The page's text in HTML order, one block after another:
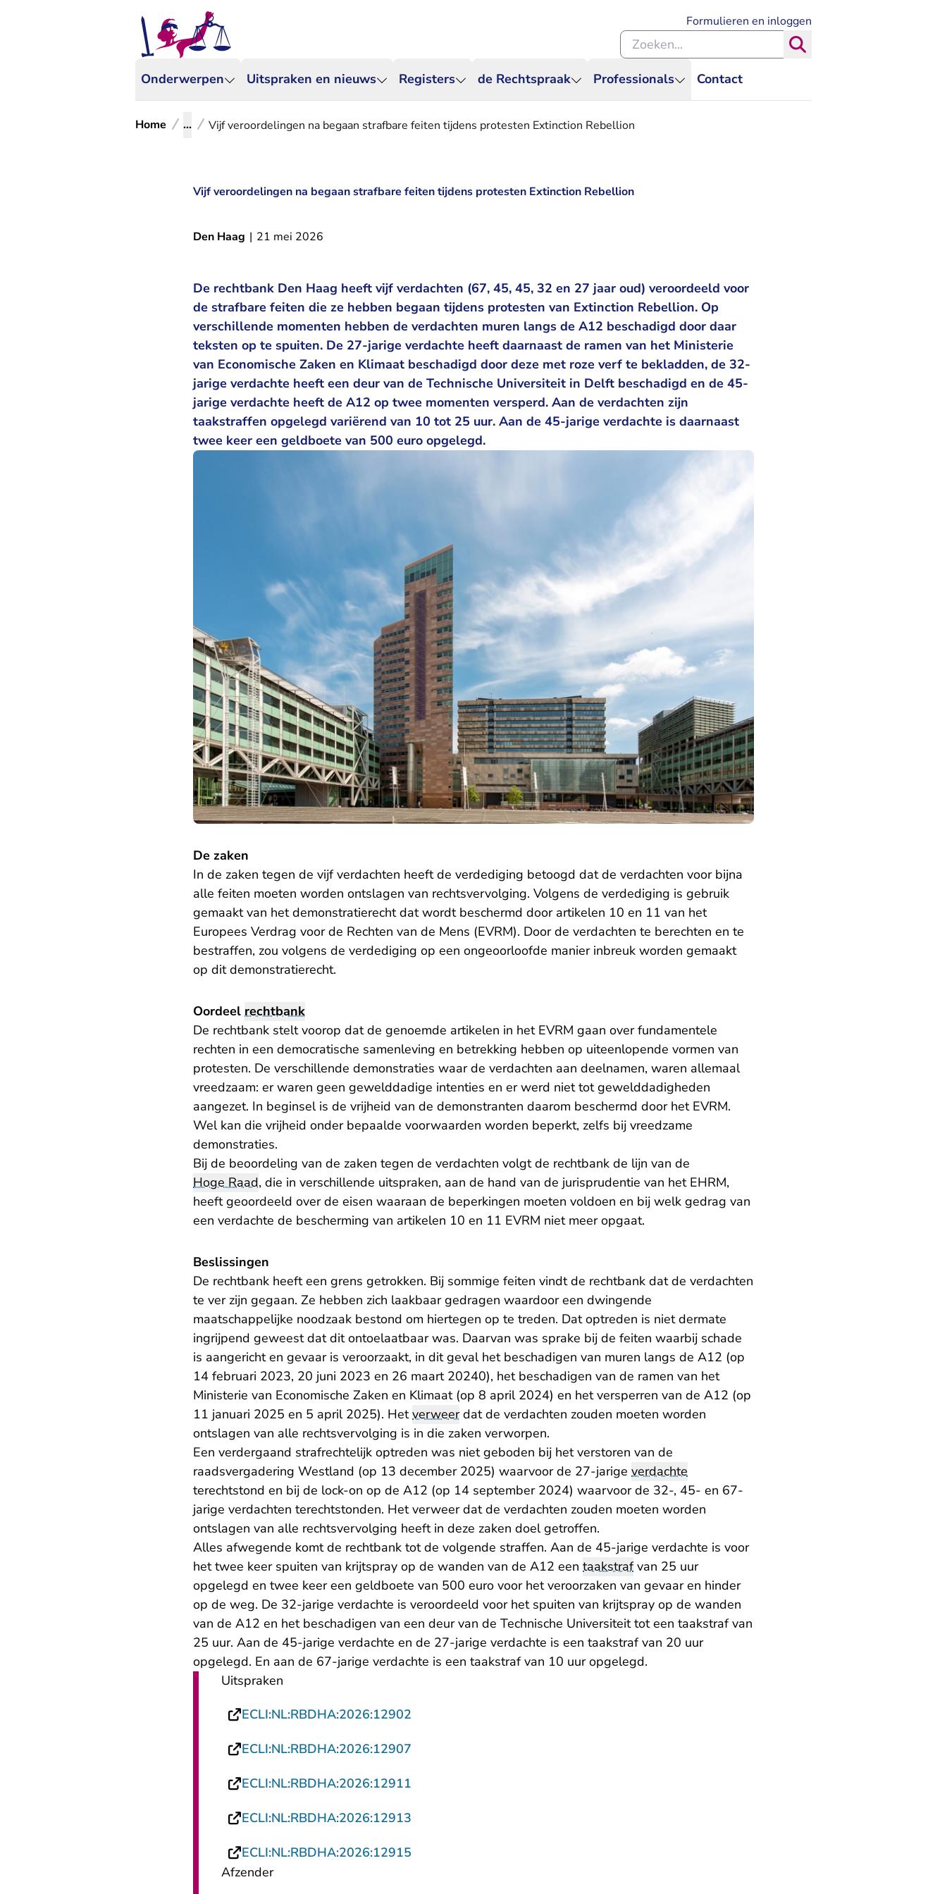
Onderwerpen Uitspraken en nieuws Registers de Rechtspraak Professionals Contact
Formulieren en inloggen
Zoeken binnen de Rechtspraak
Home ... Vijf veroordelingen na begaan strafbare feiten tijdens protesten Extinction Rebellion
Vijf veroordelingen na begaan strafbare feiten tijdens protesten Extinction Rebellion
Den Haag | 21 mei 2026
De rechtbank Den Haag heeft vijf verdachten (67, 45, 45, 32 en 27 jaar oud) veroordeeld voor
de strafbare feiten die ze hebben begaan tijdens protesten van Extinction Rebellion. Op
verschillende momenten hebben de verdachten muren langs de A12 beschadigd door daar
teksten op te spuiten. De 27-jarige verdachte heeft daarnaast de ramen van het Ministerie
van Economische Zaken en Klimaat beschadigd door deze met roze verf te bekladden, de 32-
jarige verdachte heeft een deur van de Technische Universiteit in Delft beschadigd en de 45-
jarige verdachte heeft de A12 op twee momenten versperd. Aan de verdachten zijn
taakstraffen opgelegd variërend van 10 tot 25 uur. Aan de 45-jarige verdachte is daarnaast
twee keer een geldboete van 500 euro opgelegd.
De zaken
In de zaken tegen de vijf verdachten heeft de verdediging betoogd dat de verdachten voor bijna
alle feiten moeten worden ontslagen van rechtsvervolging. Volgens de verdediging is gebruik
gemaakt van het demonstratierecht dat wordt beschermd door artikelen 10 en 11 van het
Europees Verdrag voor de Rechten van de Mens (EVRM). Door de verdachten te berechten en te
bestraffen, zou volgens de verdediging op een ongeoorloofde manier inbreuk worden gemaakt
op dit demonstratierecht.
Oordeel rechtbank
De rechtbank stelt voorop dat de genoemde artikelen in het EVRM gaan over fundamentele
rechten in een democratische samenleving en betrekking hebben op uiteenlopende vormen van
protesten. De verschillende demonstraties waar de verdachten aan deelnamen, waren allemaal
vreedzaam: er waren geen gewelddadige intenties en er werd niet tot gewelddadigheden
aangezet. In beginsel is de vrijheid van de demonstranten daarom beschermd door het EVRM.
Wel kan die vrijheid onder bepaalde voorwaarden worden beperkt, zelfs bij vreedzame
demonstraties.
Bij de beoordeling van de zaken tegen de verdachten volgt de rechtbank de lijn van de
Hoge Raad, die in verschillende uitspraken, aan de hand van de jurisprudentie van het EHRM,
heeft geoordeeld over de eisen waaraan de beperkingen moeten voldoen en bij welk gedrag van
een verdachte de bescherming van artikelen 10 en 11 EVRM niet meer opgaat.
Beslissingen
De rechtbank heeft een grens getrokken. Bij sommige feiten vindt de rechtbank dat de verdachten
te ver zijn gegaan. Ze hebben zich laakbaar gedragen waardoor een dwingende
maatschappelijke noodzaak bestond om hiertegen op te treden. Dat optreden is niet dermate
ingrijpend geweest dat dit ontoelaatbaar was. Daarvan was sprake bij de feiten waarbij schade
is aangericht en gevaar is veroorzaakt, in dit geval het beschadigen van muren langs de A12 (op
14 februari 2023, 20 juni 2023 en 26 maart 20240), het beschadigen van de ramen van het
Ministerie van Economische Zaken en Klimaat (op 8 april 2024) en het versperren van de A12 (op
11 januari 2025 en 5 april 2025). Hetverweerdat de verdachten zouden moeten worden
ontslagen van alle rechtsvervolging is in die zaken verworpen.
Een verdergaand strafrechtelijk optreden was niet geboden bij het verstoren van de
raadsvergadering Westland (op 13 december 2025) waarvoor de 27-jarige verdachte
terechtstond en bij de lock-on op de A12 (op 14 september 2024) waarvoor de 32-, 45- en 67-
jarige verdachten terechtstonden. Het verweer dat de verdachten zouden moeten worden
ontslagen van alle rechtsvervolging heeft in deze zaken doel getroffen.
Alles afwegende komt de rechtbank tot de volgende straffen. Aan de 45-jarige verdachte is voor
het twee keer spuiten van krijtspray op de wanden van de A12 een taakstrafvan 25 uur
opgelegd en twee keer een geldboete van 500 euro voor het veroorzaken van gevaar en hinder
op de weg. De 32-jarige verdachte is veroordeeld voor het spuiten van krijtspray op de wanden
van de A12 en het beschadigen van een deur van de Technische Universiteit tot een taakstraf van
25 uur. Aan de 45-jarige verdachte en de 27-jarige verdachte is een taakstraf van 20 uur
opgelegd. En aan de 67-jarige verdachte is een taakstraf van 10 uur opgelegd.
Uitspraken
ECLI:NL:RBDHA:2026:12902
ECLI:NL:RBDHA:2026:12907
ECLI:NL:RBDHA:2026:12911
ECLI:NL:RBDHA:2026:12913
ECLI:NL:RBDHA:2026:12915
Afzender